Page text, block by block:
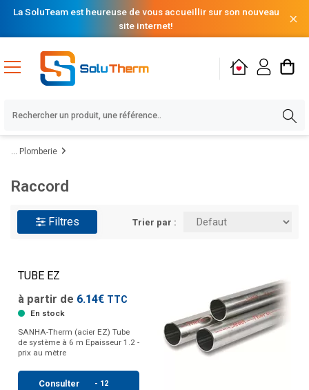
La SoluTeam est heureuse de vous accueillir sur son nouveau
site internet!
Plomberie
Raccord
Filtres Trier par :
TUBE EZ
à partir de 6.14€ TTC
En stock
SANHA-Therm (acier EZ) Tube
de système à 6 m Epaisseur 1.2 -
prix au mètre
Consulter
- 12